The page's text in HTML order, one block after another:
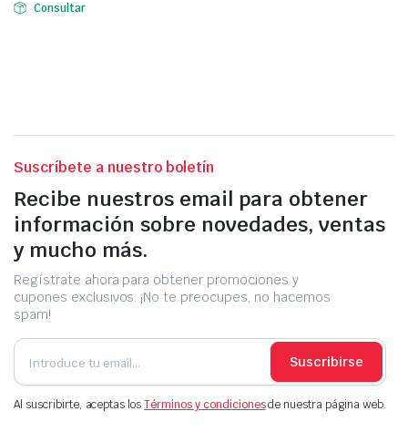
Consultar
Suscríbete a nuestro boletín
Recibe nuestros email para obtener
información sobre novedades, ventas
y mucho más.
Regístrate ahora para obtener promociones y
cupones exclusivos. ¡No te preocupes, no hacemos
spam!
Suscribirse
Al suscribirte, aceptas losTérminos y condicionesde nuestra página web.